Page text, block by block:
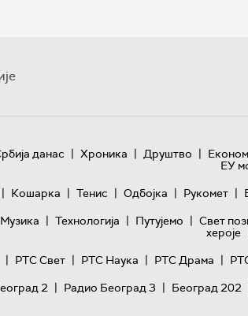
данас | Хроника | Друштво |
ЕУ
| Кошарка | Тенис | Одбојка | Рукомет |
Музика | Технологијa | Путујемо | Свет
хероје
| РТС Свет | РТС Наука | РТС Драма |
2 | Радио Београд 3 | Београд 202